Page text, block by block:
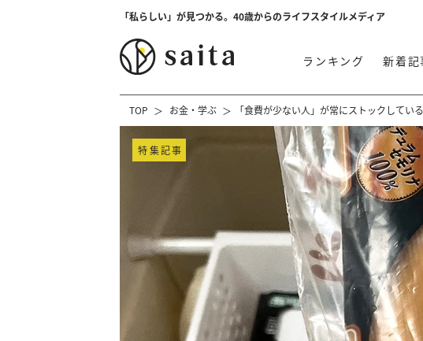
「私らしい」が見つかる。40歳からのライフスタイルメディア
ランキング 新着記
TOP お金・学ぶ 「食費が少ない人」が常にストックしてい
特集記事